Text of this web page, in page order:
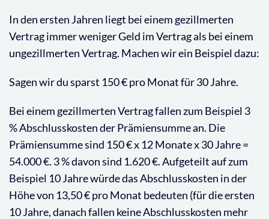
In den ersten Jahren liegt bei einem gezillmerten
Vertrag immer weniger Geld im Vertrag als bei einem
ungezillmerten Vertrag. Machen wir ein Beispiel dazu:
Sagen wir du sparst 150 € pro Monat für 30 Jahre.
Bei einem gezillmerten Vertrag fallen zum Beispiel 3
% Abschlusskosten der Prämiensumme an. Die
Prämiensumme sind 150 € x 12 Monate x 30 Jahre =
54.000 €. 3 % davon sind 1.620 €. Aufgeteilt auf zum
Beispiel 10 Jahre würde das Abschlusskosten in der
Höhe von 13,50 € pro Monat bedeuten (für die ersten
10 Jahre, danach fallen keine Abschlusskosten mehr